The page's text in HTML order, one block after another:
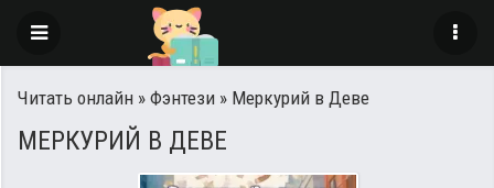
Читать онлайн » Фэнтези » Меркурий в Деве
МЕРКУРИЙ В ДЕВЕ